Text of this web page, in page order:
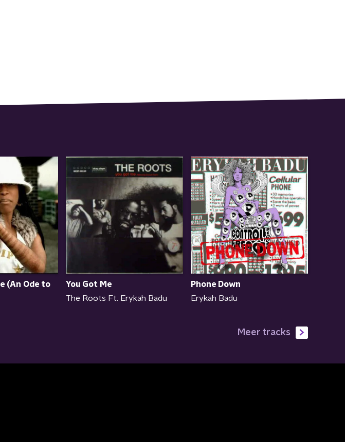
(An Ode to
You Got Me
The Roots Ft. Erykah Badu
Phone Down
Erykah Badu
Meer tracks